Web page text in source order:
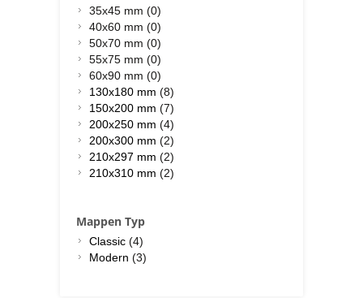
35x45 mm (0)
40x60 mm (0)
50x70 mm (0)
55x75 mm (0)
60x90 mm (0)
130x180 mm (8)
150x200 mm (7)
200x250 mm (4)
200x300 mm (2)
210x297 mm (2)
210x310 mm (2)
Mappen Typ
Classic (4)
Modern (3)